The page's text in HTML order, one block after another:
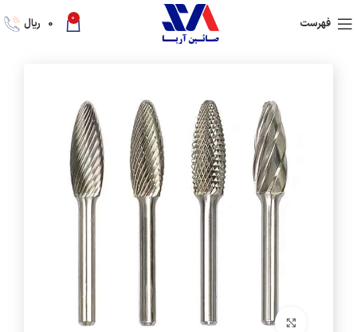
فهرست 0
0 ریال
برای بزرگنمایی کلیک کنید